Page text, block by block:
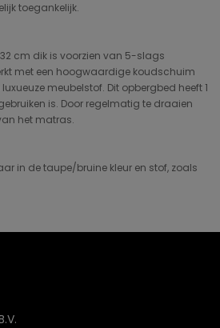
toegankelijk.
cm dik is voorzien van 5-slags
met een hoogwaardige koudschuim
meubelstof. Dit opbergbed heeft 1
is. Door regelmatig te draaien
het matras.
in de taupe/bruine kleur en stof, zoals